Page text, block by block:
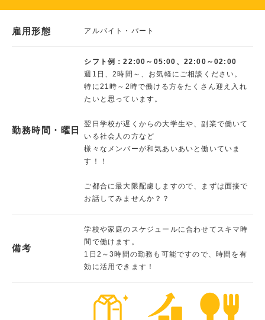
雇用形態 アルバイト・パート
勤務時間・曜日
シフト例：22:00～05:00、22:00～02:00
週1日、2時間～、お気軽にご相談ください。
特に21時～2時で働ける方をたくさん迎え入れ
たいと思っています。
翌日学校が遅くからの大学生や、副業で働いて
いる社会人の方など
様々なメンバーが和気あいあいと働いていま
す！！
ご都合に最大限配慮しますので、まずは面接で
お話してみませんか？？
備考
学校や家庭のスケジュールに合わせてスキマ時
間で働けます。
1日2～3時間の勤務も可能ですので、時間を有
効に活用できます！